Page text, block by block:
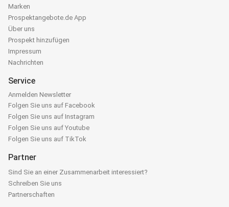
Marken
Prospektangebote.de App
Über uns
Prospekt hinzufügen
Impressum
Nachrichten
Service
Anmelden Newsletter
Folgen Sie uns auf Facebook
Folgen Sie uns auf Instagram
Folgen Sie uns auf Youtube
Folgen Sie uns auf TikTok
Partner
Sind Sie an einer Zusammenarbeit interessiert?
Schreiben Sie uns
Partnerschaften